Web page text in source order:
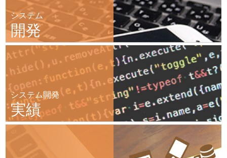
システム
開発
システム開発
実績